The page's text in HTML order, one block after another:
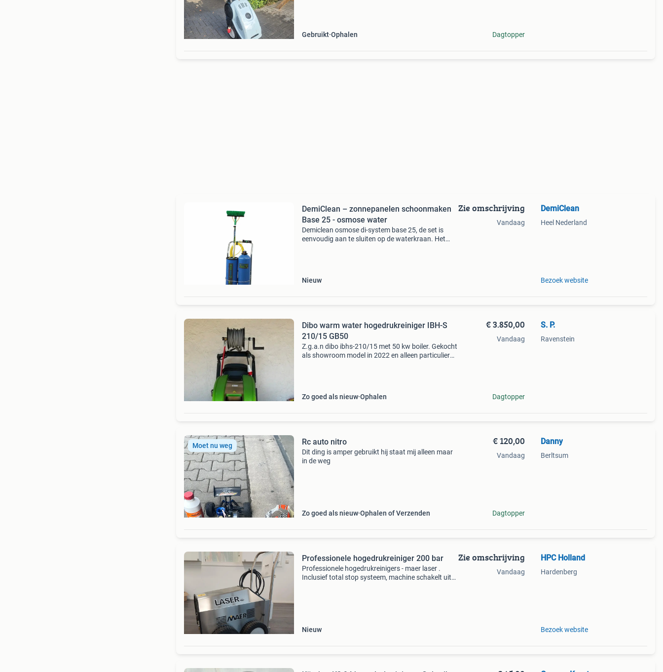
Gebruikt Ophalen Dagtopper
DemiClean – zonnepanelen schoonmaken
Base 25 - osmose water
Demiclean osmose di-system base 25, de set is
eenvoudig aan te sluiten op de waterkraan. Het
Nieuw
Zie omschrijving
Vandaag
DemiClean
Heel Nederland
Bezoek website
Dibo warm water hogedrukreiniger IBH-S
210/15 GB50
Z.g.a.n dibo ibhs-210/15 met 50 kw boiler. Gekocht
als showroom model in 2022 en alleen particulier
Zo goed als nieuw Ophalen
€ 3.850,00
Vandaag
Dagtopper
S. P.
Ravenstein
Moet nu weg Rc auto nitro
Dit ding is amper gebruikt hij staat mij alleen maar
in de weg
Zo goed als nieuw Ophalen of Verzenden
€ 120,00
Vandaag
Dagtopper
Danny
Berltsum
Professionele hogedrukreiniger 200 bar
Professionele hogedrukreinigers - maer laser .
Inclusief total stop systeem, machine schakelt uit
Nieuw
Zie omschrijving
Vandaag
HPC Holland
Hardenberg
Bezoek website